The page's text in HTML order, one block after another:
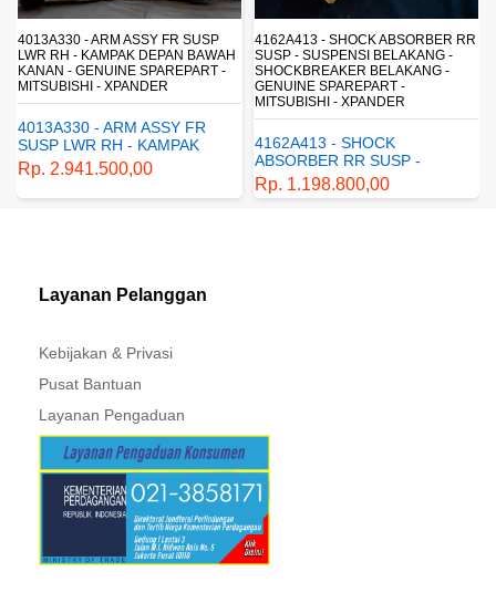
4013A330 - ARM ASSY FR SUSP
LWR RH - KAMPAK DEPAN BAWAH
KANAN - GENUINE SPAREPART -
MITSUBISHI - XPANDER
4013A330 - ARM ASSY FR
SUSP LWR RH - KAMPAK
DEPAN BAWAH KANAN -
GENUINE SPAREPART -
MITSUBISHI - XPANDER
Rp. 2.941.500,00
4162A413 - SHOCK ABSORBER RR
SUSP - SUSPENSI BELAKANG -
SHOCKBREAKER BELAKANG -
GENUINE SPAREPART -
MITSUBISHI - XPANDER
4162A413 - SHOCK
ABSORBER RR SUSP -
SUSPENSI BELAKANG -
SHOCKBREAKER BELAKANG
Rp. 1.198.800,00
Layanan Pelanggan
Kebijakan & Privasi
Pusat Bantuan
Layanan Pengaduan